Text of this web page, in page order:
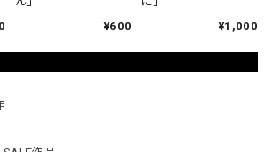
¥600
¥1,000